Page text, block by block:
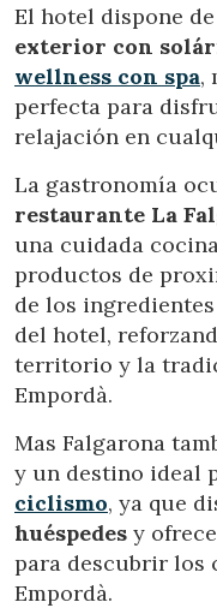
El hotel dispone
exterior con
wellness con spa,
perfecta para
relajación en
La gastronomía
restaurante La
una cuidada
productos de
de los
del hotel,
territorio y la
Empordà.
Mas Falgarona
y un destino ideal
ciclismo, ya que
huéspedes y
para descubrir los
Empordà.
Analíticas y
Permiten realizar el
comportamiento de
información recogida
utiliza en la medición
elaboración de
el fin de introducir
datos de uso que
guardar la
mejorar la calidad de
mejor experiencia a
Marketing y
Estas cookies son
sobre las preferencias
a través de la
navegación. Gracias
de navegación en el
relacionada con el